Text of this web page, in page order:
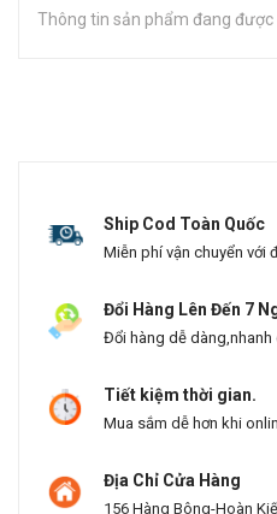
Thông tin sản phẩm đang
Ship Cod Toàn Quốc
Miễn phí vận chuyển với
Đổi Hàng Lên Đến 7
Đổi hàng dễ dàng,nhanh
Tiết kiệm thời gian.
Mua sắm dễ hơn khi
Địa Chỉ Cửa Hàng
156 Hàng Bông-Hoàn